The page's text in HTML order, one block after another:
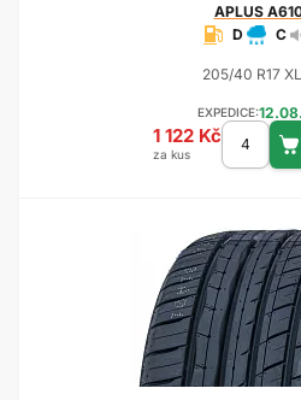
APLUS
D
C
205/40 R17
EXPEDICE:
1 122 Kč
za kus